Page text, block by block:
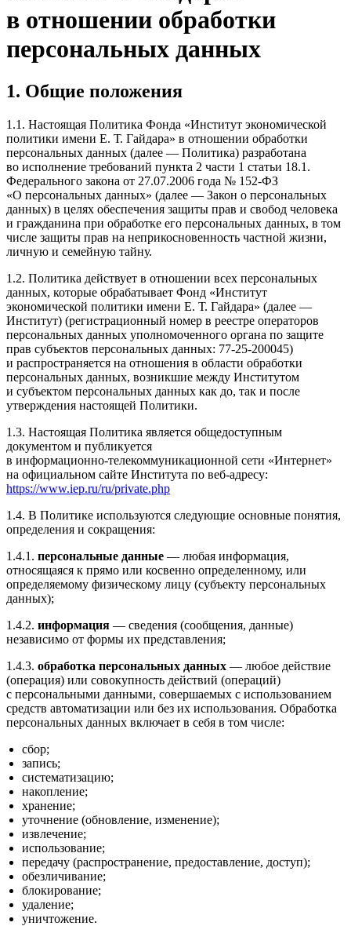
в отношении обработки
персональных данных
1. Общие положения
1.1. Настоящая Политика Фонда «Институт экономической
политики имени Е. Т. Гайдара» в отношении обработки
персональных данных (далее — Политика) разработана
во исполнение требований пункта 2 части 1 статьи 18.1.
Федерального закона от 27.07.2006 года № 152-ФЗ
«О персональных данных» (далее — Закон о персональных
данных) в целях обеспечения защиты прав и свобод человека
и гражданина при обработке его персональных данных, в том
числе защиты прав на неприкосновенность частной жизни,
личную и семейную тайну.
1.2. Политика действует в отношении всех персональных
данных, которые обрабатывает Фонд «Институт
экономической политики имени Е. Т. Гайдара» (далее —
Институт) (регистрационный номер в реестре операторов
персональных данных уполномоченного органа по защите
прав субъектов персональных данных: 77-25-200045)
и распространяется на отношения в области обработки
персональных данных, возникшие между Институтом
и субъектом персональных данных как до, так и после
утверждения настоящей Политики.
1.3. Настоящая Политика является общедоступным
документом и публикуется
в информационно-телекоммуникационной сети «Интернет»
на официальном сайте Института по веб-адресу:
https://www.iep.ru/ru/private.php
1.4. В Политике используются следующие основные понятия,
определения и сокращения:
1.4.1. персональные данные — любая информация,
относящаяся к прямо или косвенно определенному, или
определяемому физическому лицу (субъекту персональных
данных);
1.4.2. информация — сведения (сообщения, данные)
независимо от формы их представления;
1.4.3. обработка персональных данных — любое действие
(операция) или совокупность действий (операций)
с персональными данными, совершаемых с использованием
средств автоматизации или без их использования. Обработка
персональных данных включает в себя в том числе:
сбор;
запись;
систематизацию;
накопление;
хранение;
уточнение (обновление, изменение);
извлечение;
использование;
передачу (распространение, предоставление, доступ);
обезличивание;
блокирование;
удаление;
уничтожение.